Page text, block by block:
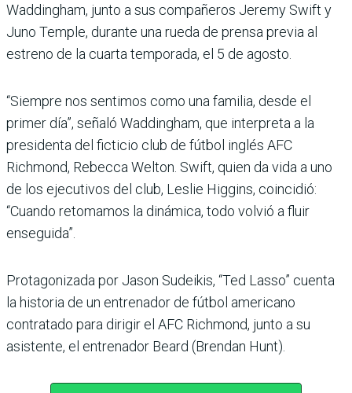
Waddingham, junto a sus compañeros Jeremy Swift y
Juno Temple, durante una rueda de prensa previa al
estreno de la cuarta temporada, el 5 de agosto.
“Siempre nos sentimos como una familia, desde el
primer día”, señaló Waddingham, que interpreta a la
presidenta del ficticio club de fútbol inglés AFC
Richmond, Rebecca Welton. Swift, quien da vida a uno
de los ejecutivos del club, Leslie Higgins, coincidió:
“Cuando retomamos la dinámica, todo volvió a fluir
enseguida”.
Protagonizada por Jason Sudeikis, “Ted Lasso” cuenta
la historia de un entrenador de fútbol americano
contratado para dirigir el AFC Richmond, junto a su
asistente, el entrenador Beard (Brendan Hunt).